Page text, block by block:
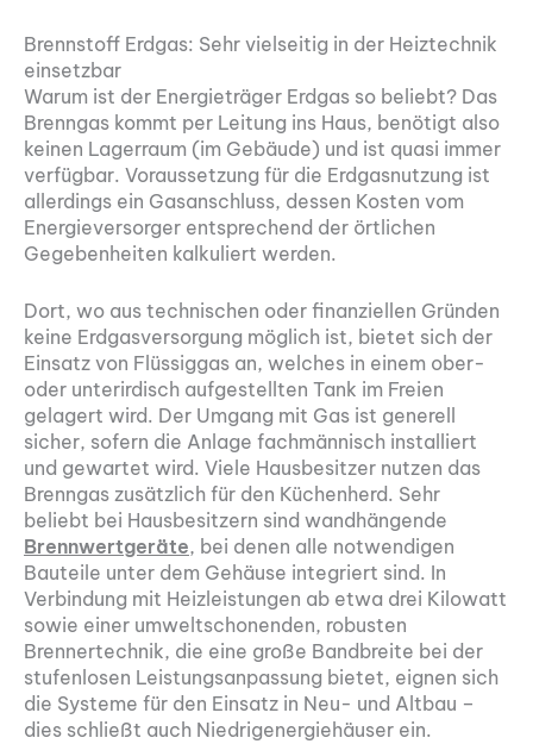
Brennstoff Erdgas: Sehr vielseitig in der Heiztechnik
einsetzbar
Warum ist der Energieträger Erdgas so beliebt? Das
Brenngas kommt per Leitung ins Haus, benötigt also
keinen Lagerraum (im Gebäude) und ist quasi immer
verfügbar. Voraussetzung für die Erdgasnutzung ist
allerdings ein Gasanschluss, dessen Kosten vom
Energieversorger entsprechend der örtlichen
Gegebenheiten kalkuliert werden.
Dort, wo aus technischen oder finanziellen Gründen
keine Erdgasversorgung möglich ist, bietet sich der
Einsatz von Flüssiggas an, welches in einem ober-
oder unterirdisch aufgestellten Tank im Freien
gelagert wird. Der Umgang mit Gas ist generell
sicher, sofern die Anlage fachmännisch installiert
und gewartet wird. Viele Hausbesitzer nutzen das
Brenngas zusätzlich für den Küchenherd. Sehr
beliebt bei Hausbesitzern sind wandhängende
Brennwertgeräte, bei denen alle notwendigen
Bauteile unter dem Gehäuse integriert sind. In
Verbindung mit Heizleistungen ab etwa drei Kilowatt
sowie einer umweltschonenden, robusten
Brennertechnik, die eine große Bandbreite bei der
stufenlosen Leistungsanpassung bietet, eignen sich
die Systeme für den Einsatz in Neu- und Altbau –
dies schließt auch Niedrigenergiehäuser ein.